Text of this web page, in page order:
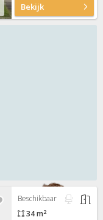
Bekijk
Beschikbaar
34 m2